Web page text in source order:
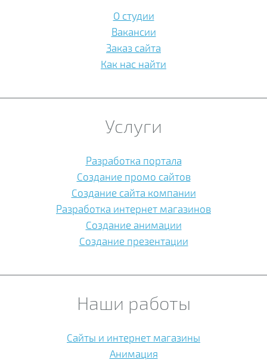
О студии
Вакансии
Заказ сайта
Как нас найти
Услуги
Разработка портала
Создание промо сайтов
Создание сайта компании
Разработка интернет магазинов
Создание анимации
Создание презентации
Наши работы
Сайты и интернет магазины
Анимация